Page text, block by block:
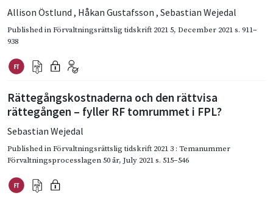
Allison Östlund , Håkan Gustafsson , Sebastian Wejedal
Published inFörvaltningsrättslig tidskrift 2021 5, December 2021s. 911–
938
Rättegångskostnaderna och den rättvisa
rättegången – fyller RF tomrummet i FPL?
Sebastian Wejedal
Published inFörvaltningsrättslig tidskrift 2021 3 : Temanummer
Förvaltningsprocesslagen 50 år, July 2021s. 515–546